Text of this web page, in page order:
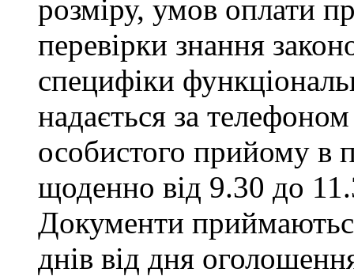
розміру, умов оплати
перевірки знання
специфіки
надається за
особистого прийому в
щоденно від 9.30 до
Документи
днів від дня